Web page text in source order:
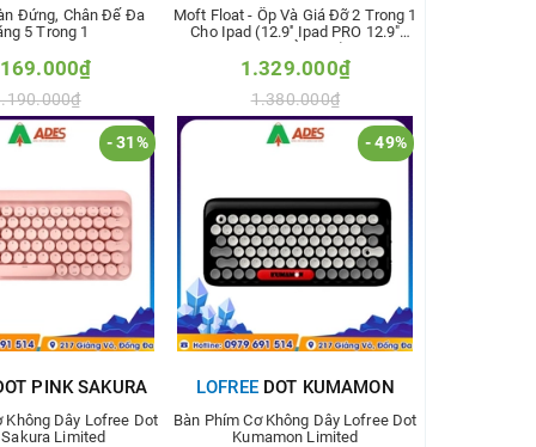
Đứng, Chân Đế Đa
5 Trong 1
vào so sánh
Moft Float - Ốp Và Giá Đỡ 2 Trong 1
Cho Ipad (12.9'' Ipad PRO 12.9"
2018 VÀ 2020)
1.329.000₫
1.380.000₫
Thêm vào so sánh
- 31%
PINK SAKURA
Không Dây Lofree Dot
Limited
- 49%
LOFREEDOT KUMAMON
Bàn Phím Cơ Không Dây Lofree Dot
Kumamon Limited